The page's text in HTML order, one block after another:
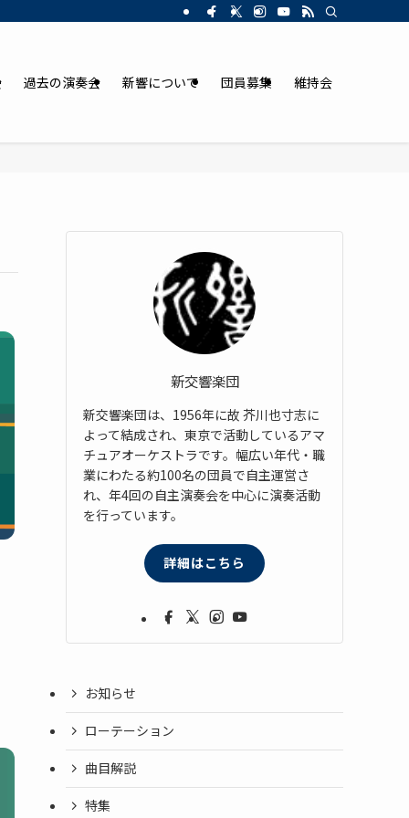
過去の演奏会 新響について 団員募集 維持会
新交響楽団
新交響楽団は、1956年に故 芥川也寸志に
よって結成され、東京で活動しているアマ
チュアオーケストラです。幅広い年代・職
業にわたる約100名の団員で自主運営さ
れ、年4回の自主演奏会を中心に演奏活動
を行っています。
詳細はこちら
お知らせ
ローテーション
曲目解説
特集